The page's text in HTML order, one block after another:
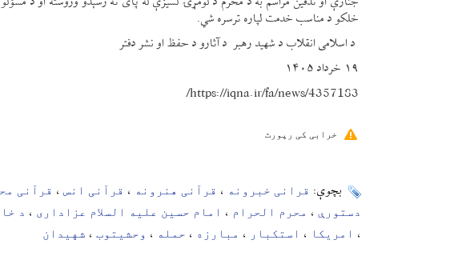
خلکو د مناسب خدمت لپاره ترسره شي.
د اسلامی انقلاب د شهید رهبر د آثارو د حفظ او نشر دفتر
۱۹ خرداد ۱۴۰۵
https://iqna.ir/fa/news/4357183/
خرابی کی رپورٹ
بچوې: قرانی خبرونه ، قرآنی هنرونه ، قرآنی انس ، قرآنی
دستورې ، محرم الحرام ، امام حسین علیه السلام عزاداری ، د
، امریکا ، استکبار ، مبارزه ، حمله ، وحشیتوب ، شهیدان